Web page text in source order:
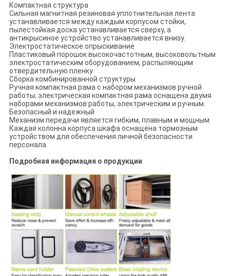
Компактная структура
Сильная магнитная резиновая уплотнительная лента
устанавливается между каждым корпусом стойки,
пылестойкая доска устанавливается сверху, а
антикрысиное устройство устанавливается внизу.
Электростатическое опрыскивание
Пластиковый порошок высокочастотным, высоковольтным
электростатическим оборудованием, распыляющим
отвердительную пленку.
Сборка комбинированной структуры
Ручная компактная рама с набором механизмов ручной
работы; электрическая компактная рама оснащена двумя
наборами механизмов работы, электрическим и ручным.
Безопасный и надежный
Механизм передачи является гибким, плавным и мощным.
Каждая колонна корпуса шкафа оснащена тормозным
устройством для обеспечения личной безопасности
персонала.
Подробная информация о продукции